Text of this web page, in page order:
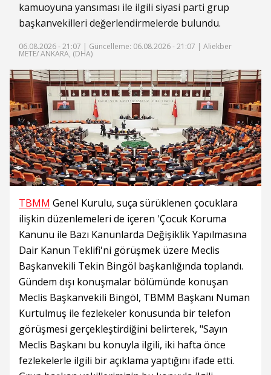
kamuoyuna yansıması ile ilgili siyasi parti grup
başkanvekilleri değerlendirmelerde bulundu.
06.08.2026 - 21:07 | Güncelleme: 06.08.2026 - 21:07 | Aliekber
METE/ ANKARA, (DHA)
TBMM Genel Kurulu, suça sürüklenen çocuklara
ilişkin düzenlemeleri de içeren 'Çocuk Koruma
Kanunu ile Bazı Kanunlarda Değişiklik Yapılmasına
Dair Kanun Teklifi'ni görüşmek üzere Meclis
Başkanvekili Tekin Bingöl başkanlığında toplandı.
Gündem dışı konuşmalar bölümünde konuşan
Meclis Başkanvekili Bingöl, TBMM Başkanı Numan
Kurtulmuş ile fezlekeler konusunda bir telefon
görüşmesi gerçekleştirdiğini belirterek, "Sayın
Meclis Başkanı bu konuyla ilgili, iki hafta önce
fezlekelerle ilgili bir açıklama yaptığını ifade etti.